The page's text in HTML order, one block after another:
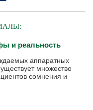
и реальность
аппаратных
множество
сомнения и